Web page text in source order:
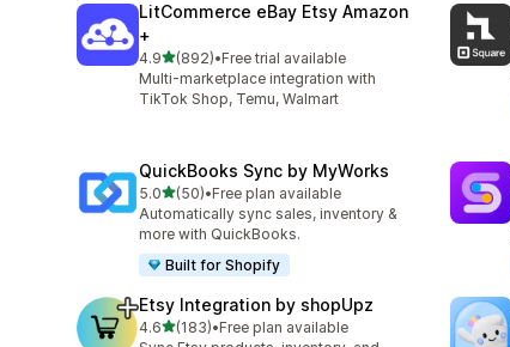
LitCommerce eBay Etsy Amazon
+
4.9เต็ม 5 ดาว
(892)
ทั้งหมด 892 รีวิว
•Free trial available
Multi-marketplace integration with
TikTok Shop, Temu, Walmart
QuickBooks Sync by MyWorks
5.0เต็ม 5 ดาว
(50)
ทั้งหมด 50 รีวิว
•Free plan available
Automatically sync sales, inventory &
more with QuickBooks.
Built for Shopify
Etsy Integration by shopUpz
4.6เต็ม 5 ดาว
(183)
ทั้งหมด 183 รีวิว
•Free plan available